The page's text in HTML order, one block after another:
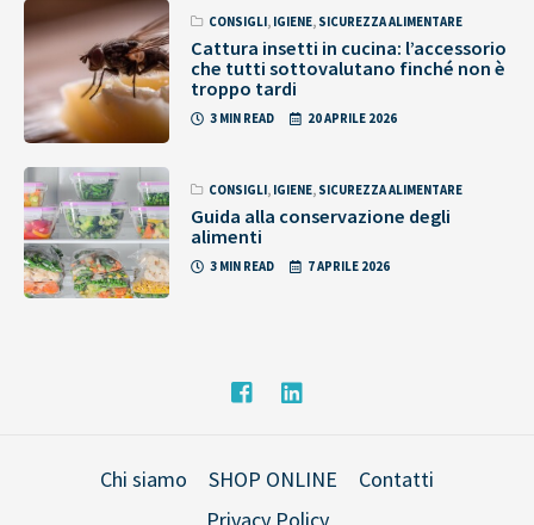
CONSIGLI, IGIENE, SICUREZZA ALIMENTARE
Cattura insetti in cucina: l’accessorio
che tutti sottovalutano finché non è
troppo tardi
3 MIN READ 20 APRILE 2026
CONSIGLI, IGIENE, SICUREZZA ALIMENTARE
Guida alla conservazione degli
alimenti
3 MIN READ 7 APRILE 2026
Chi siamo SHOP ONLINE
Contatti